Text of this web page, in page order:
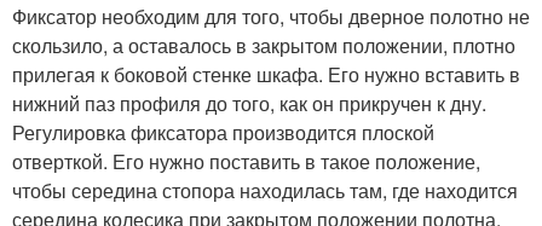
Фиксатор необходим для того, чтобы дверное полотно не
скользило, а оставалось в закрытом положении, плотно
прилегая к боковой стенке шкафа. Его нужно вставить в
нижний паз профиля до того, как он прикручен к дну.
Регулировка фиксатора производится плоской
отверткой. Его нужно поставить в такое положение,
чтобы середина стопора находилась там, где находится
середина колесика при закрытом положении полотна.